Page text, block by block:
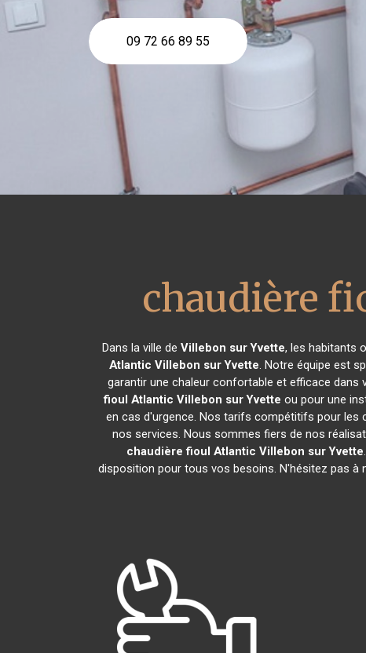
09 72 66 89 55
chaudière
Dans la ville de Villebon sur Yvette, les habitants
Atlantic Villebon sur Yvette. Notre équipe est
garantir une chaleur confortable et efficace dans
fioul Atlantic Villebon sur Yvette ou pour une
en cas d'urgence. Nos tarifs compétitifs pour les
nos services. Nous sommes fiers de nos
chaudière fioul Atlantic Villebon sur Yvette
disposition pour tous vos besoins. N'hésitez pas